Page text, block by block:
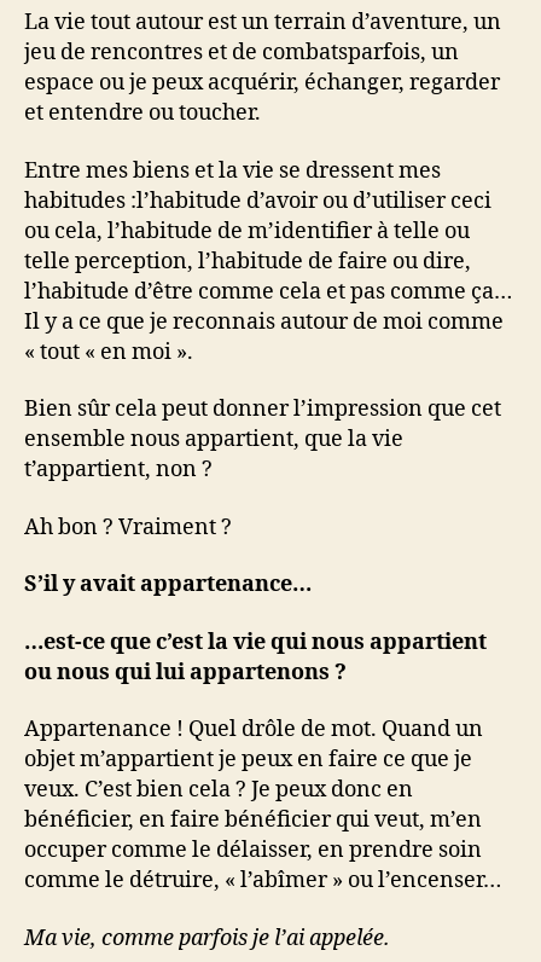
La vie tout autour est un terrain d’aventure, un
jeu de rencontres et de combatsparfois, un
espace ou je peux acquérir, échanger, regarder
et entendre ou toucher.
Entre mes biens et la vie se dressent mes
habitudes :l’habitude d’avoir ou d’utiliser ceci
ou cela, l’habitude de m’identifier à telle ou
telle perception, l’habitude de faire ou dire,
l’habitude d’être comme cela et pas comme ça…
Il y a ce que je reconnais autour de moi comme
« tout « en moi ».
Bien sûr cela peut donner l’impression que cet
ensemble nous appartient, que la vie
t’appartient, non ?
Ah bon ? Vraiment ?
S’il y avait appartenance…
…est-ce que c’est la vie qui nous appartient
ou nous qui lui appartenons ?
Appartenance ! Quel drôle de mot. Quand un
objet m’appartient je peux en faire ce que je
veux. C’est bien cela ? Je peux donc en
bénéficier, en faire bénéficier qui veut, m’en
occuper comme le délaisser, en prendre soin
comme le détruire, « l’abîmer » ou l’encenser…
Ma vie, comme parfois je l’ai appelée.